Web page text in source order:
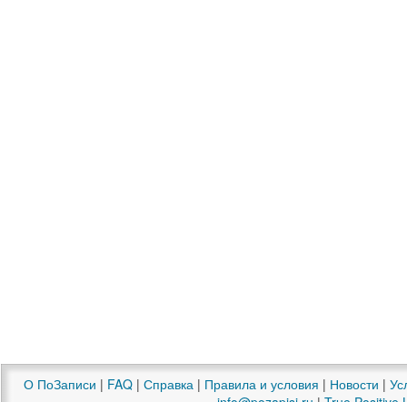
О ПоЗаписи | FAQ | Справка | Правила и условия | Новости |